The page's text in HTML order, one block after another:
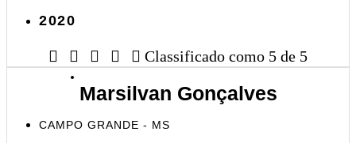
2020
     Classificado como 5 de 5
Marsilvan Gonçalves
CAMPO GRANDE - MS